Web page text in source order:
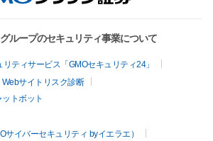
ループのセキュリティ事業について
ティサービス「GMOセキュリティ24」
Webサイトリスク診断
トボット
サイバーセキュリティ byイエラエ）